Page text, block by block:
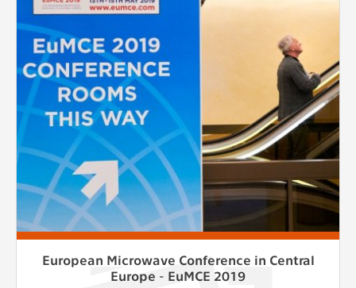
European Microwave Conference in Central
Europe - EuMCE 2019